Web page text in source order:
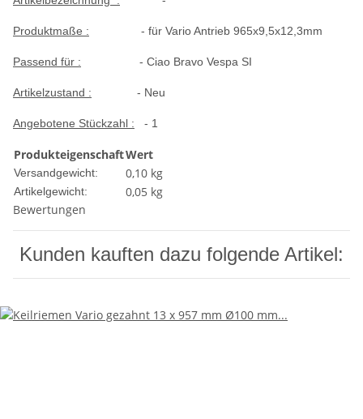
Produktmaße : - für Vario Antrieb 965x9,5x12,3mm
Passend für : - Ciao Bravo Vespa SI
Artikelzustand : - Neu
Angebotene Stückzahl : - 1
ProdukteigenschaftWert
Versandgewicht: 0,10 kg
Artikelgewicht: 0,05 kg
Bewertungen
Kunden kauften dazu folgende Artikel: